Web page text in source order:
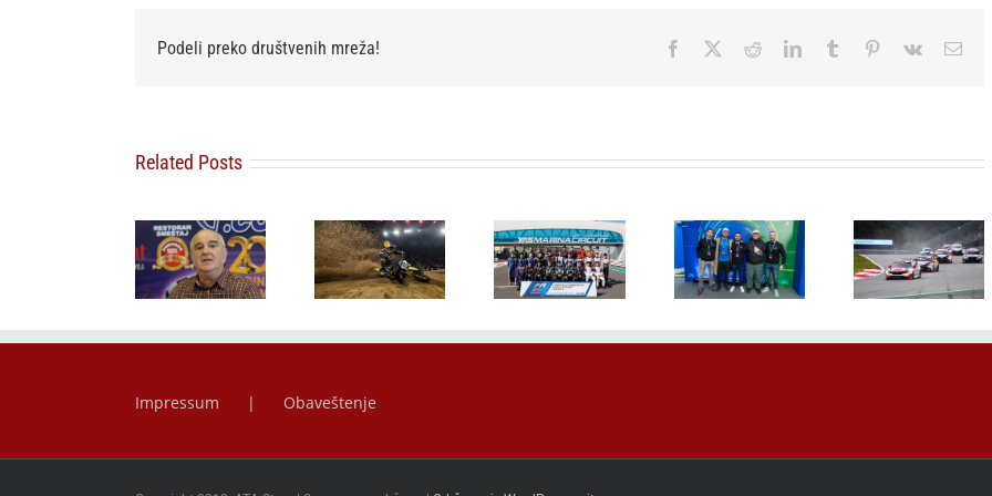
Podeli preko društvenih mreža! Facebook RedditLinkedInTumblr Pinterest
Vk Email
Related Posts
FIM
SuperEnduro
Svetsko
prvenstvo u
Više od trke!
Andrija
Kostić
debitovao u
Imamo
novog
Heineken®
Player 0.0
Srbije
Sudar
Borkovića
koštao
drugog
mesta na trci
Koreji
20 godina
Strast
Impressum Obaveštenje